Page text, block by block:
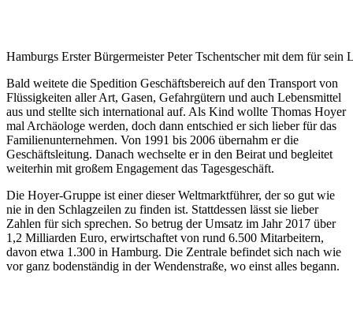
Hamburgs Erster Bürgermeister Peter Tschentscher mit dem für
Bald weitete die Spedition Geschäftsbereich auf den Transport von
Flüssigkeiten aller Art, Gasen, Gefahrgütern und auch Lebensmittel
aus und stellte sich international auf. Als Kind wollte Thomas Hoyer
mal Archäologe werden, doch dann entschied er sich lieber für das
Familienunternehmen. Von 1991 bis 2006 übernahm er die
Geschäftsleitung. Danach wechselte er in den Beirat und begleitet
weiterhin mit großem Engagement das Tagesgeschäft.
Die Hoyer-Gruppe ist einer dieser Weltmarktführer, der so gut wie
nie in den Schlagzeilen zu finden ist. Stattdessen lässt sie lieber
Zahlen für sich sprechen. So betrug der Umsatz im Jahr 2017 über
1,2 Milliarden Euro, erwirtschaftet von rund 6.500 Mitarbeitern,
davon etwa 1.300 in Hamburg. Die Zentrale befindet sich nach wie
vor ganz bodenständig in der Wendenstraße, wo einst alles begann.